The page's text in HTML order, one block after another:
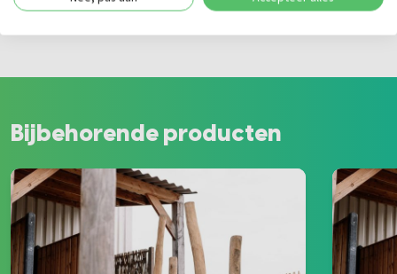
Bijbehorende producten